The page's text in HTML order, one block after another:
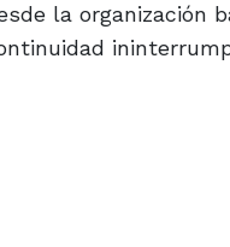
la organización